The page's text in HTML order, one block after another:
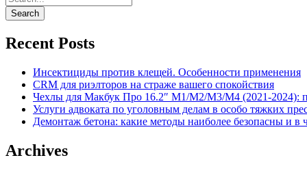
Recent Posts
Инсектициды против клещей. Особенности применения
CRM для риэлторов на страже вашего спокойствия
Чехлы для Макбук Про 16.2″ M1/M2/M3/M4 (2021-2024):
Услуги адвоката по уголовным делам в особо тяжких
Демонтаж бетона: какие методы наиболее безопасны и в
Archives